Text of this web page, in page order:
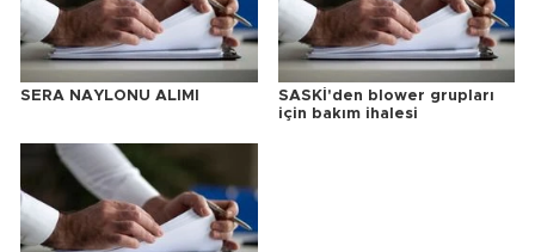
SERA NAYLONU ALIMI
SASKİ'den blower grupları
için bakım ihalesi